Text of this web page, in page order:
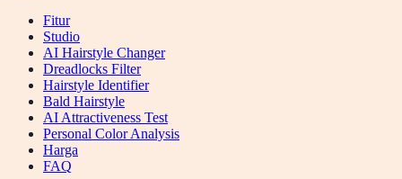
Fitur
Studio
AI Hairstyle Changer
Dreadlocks Filter
Hairstyle Identifier
Bald Hairstyle
AI Attractiveness Test
Personal Color Analysis
Harga
FAQ